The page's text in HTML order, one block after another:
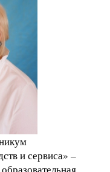
и сервиса» –